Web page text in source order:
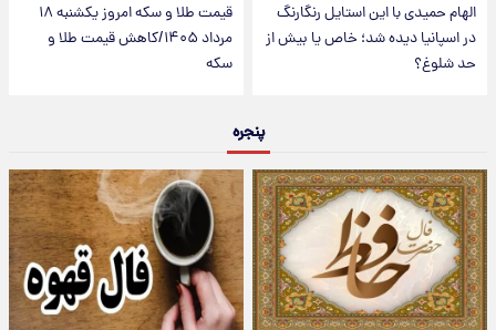
الهام حمیدی با این استایل رنگارنگ
در اسپانیا دیده شد؛ خاص یا بیش از
حد شلوغ؟
قیمت طلا و سکه امروز یکشنبه ۱۸
مرداد ۱۴۰۵/کاهش قیمت طلا و
سکه
پنجره